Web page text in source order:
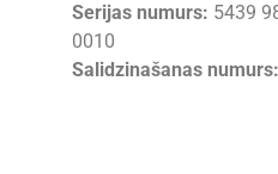
Serijas numurs: 5439
0010
Salidzinašanas numurs: